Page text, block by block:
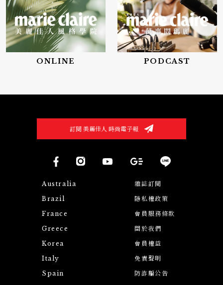
ONLINE PODCAST
Australia
Brazil
France
Greece
Korea
Italy
Spain
訂閱 美麗佳人 時尚電子報
雜誌訂閱
隱私權政策
會員服務條款
關於我們
會員權益
免責聲明
防詐騙公告